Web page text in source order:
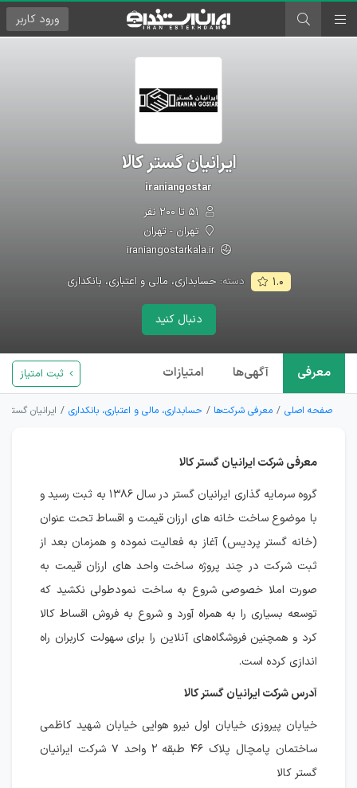
ورود کاربر
ایرانیان گستر کالا
iraniangostar
تهران - تهران
iraniangostarkala.ir
۱.۰ دسته: حسابداری، مالی و اعتباری، بانکداری
دنبال کنید
معرفی آگهی‌ها امتیازات ثبت امتیاز
صفحه اصلی معرفی شرکت‌ها حسابداری، مالی و اعتباری، بانکداری ایرانیان گستر
معرفی شرکت ایرانیان گستر کالا
گروه سرمایه گذاری ایرانیان گستر در سال ۱۳۸۶ به ثبت رسید و
با موضوع ساخت خانه های ارزان قیمت و اقساط تحت عنوان
(خانه گستر پردیس) آغاز به فعالیت نموده و همزمان بعد از
ثبت شرکت در چند پروژه ساخت واحد های ارزان قیمت به
صورت املا خصوصی شروع به ساخت نمودطولی نکشید که
توسعه بسیاری را به همراه آورد و شروع به فروش اقساط کالا
کرد و همچنین فروشگاه‌های آنلاین را برای سهولت کاربران راه
اندازی کرده است.
آدرس شرکت ایرانیان گستر کالا
خیابان پیروزی خیابان اول نیرو هوایی خیابان شهید کاظمی
ساختمان پامچال پلاک ۴۶ طبقه ۲ واحد ۷ شرکت ایرانیان
گستر کالا